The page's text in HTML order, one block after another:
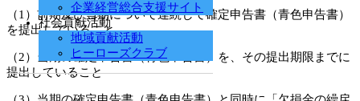
企業経営総合支援サイト
社会貢献活動
地域貢献活動
ヒーローズクラブ
（1）前期及び当期について連続して確定申告書（青色申告書）
を提出していること
（2）当期の確定申告書（青色申告書）を、その提出期限までに
提出していること